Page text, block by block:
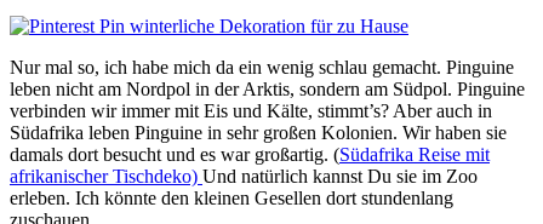
Nur mal so, ich habe mich da ein wenig schlau gemacht. Pinguine
leben nicht am Nordpol in der Arktis, sondern am Südpol. Pinguine
verbinden wir immer mit Eis und Kälte, stimmt’s? Aber auch in
Südafrika leben Pinguine in sehr großen Kolonien. Wir haben sie
damals dort besucht und es war großartig. (Südafrika Reise mit
afrikanischer Tischdeko) Und natürlich kannst Du sie im Zoo
erleben. Ich könnte den kleinen Gesellen dort stundenlang